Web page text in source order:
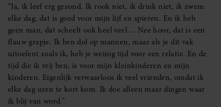
“Ja, ik leef erg gezond. Ik rook niet, ik drink niet, ik zwem
elke dag, dat is goed voor mijn lijf en spieren. En ik heb
geen man, dat scheelt ook heel veel… Nee hoor, dat is een
flauw grapje. Ik ben dol op mannen, maar als je dit vak
uitoefent zoals ik, heb je weinig tijd voor een relatie. En de
tijd die ik vrij ben, is voor mijn kleinkinderen en mijn
kinderen. Eigenlijk verwaarloos ik veel vrienden, omdat ik
elke dag uren te kort kom. Ik doe alleen maar dingen waar
ik blij van word.”